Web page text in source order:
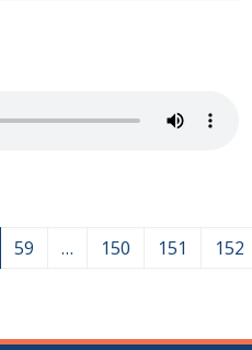
59 … 150 151 152